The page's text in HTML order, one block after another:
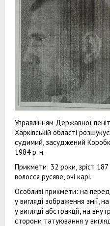
Управлінням Державної
Харківській області
судимий, засуджений
1984 р. н.
Прикмети: 32 роки, зріст
волосся русяве, очі карі.
Особливі прикмети: на
у вигляді зображення змії,
у вигляді абстракції, на
сторони татуювання у